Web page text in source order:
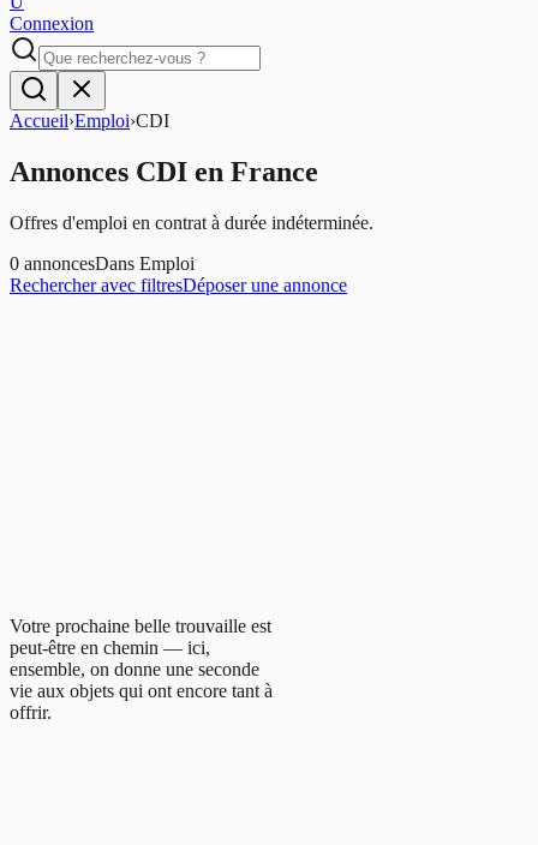
Connexion
Accueil›Emploi›CDI
Annonces CDI en France
Offres d'emploi en contrat à durée indéterminée.
0 annoncesDans Emploi
Rechercher avec filtresDéposer une annonce
Votre prochaine belle trouvaille est
peut-être en chemin — ici,
ensemble, on donne une seconde
vie aux objets qui ont encore tant à
offrir.